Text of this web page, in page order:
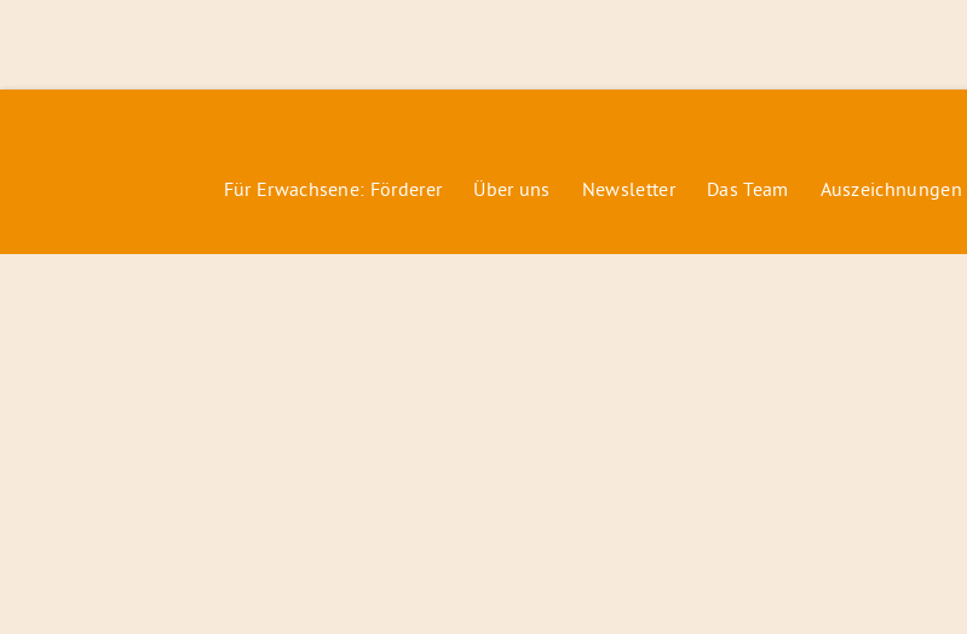
Für Erwachsene: Förderer Über uns Newsletter Das Team Auszeichnungen